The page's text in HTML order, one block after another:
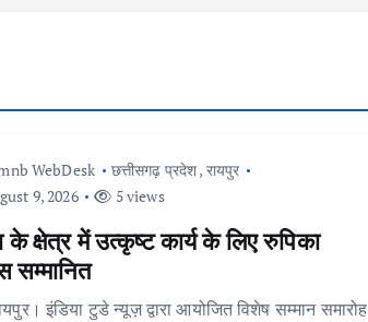
WebDesk छत्तीसगढ़ प्रदेश, रायपुर
9, 2026
5 views
के क्षेत्र में उत्कृष्ट कार्य के लिए रुपिका
सम्मानित
इंडिया टुडे न्यूज़ द्वारा आयोजित विशेष सम्मान समारोह